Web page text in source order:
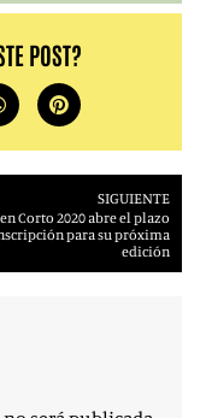
POST?
SIGUIENTE
Corto 2020 abre el plazo
para su próxima
edición